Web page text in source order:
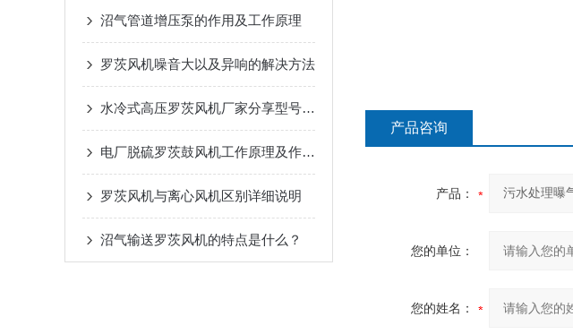
沼气管道增压泵的作用及工作原理
罗茨风机噪音大以及异响的解决方法
水冷式高压罗茨风机厂家分享型号选型参数表
电厂脱硫罗茨鼓风机工作原理及作用特点
罗茨风机与离心风机区别详细说明
沼气输送罗茨风机的特点是什么？
产品咨询
产品：
您的单位：
您的姓名：